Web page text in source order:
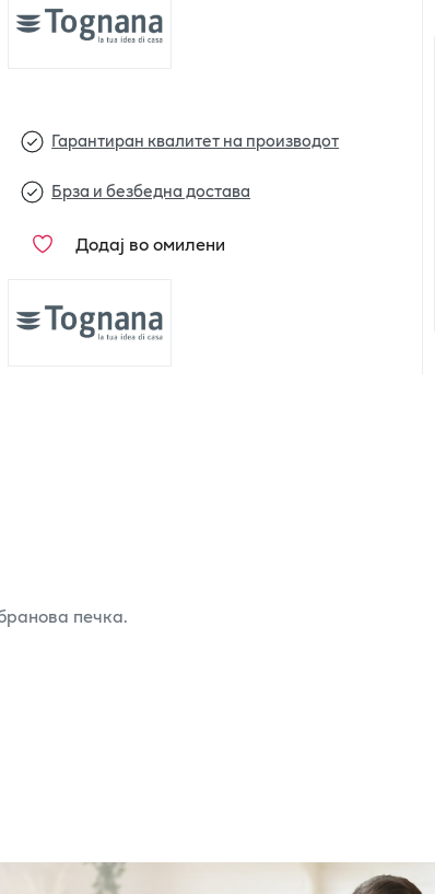
Гарантиран квалитет на производот
Брза и безбедна достава
Додај во омилени
печка.